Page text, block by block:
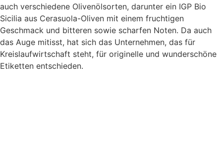
auch verschiedene Olivenölsorten, darunter ein IGP Bio
Sicilia aus Cerasuola-Oliven mit einem fruchtigen
Geschmack und bitteren sowie scharfen Noten. Da auch
das Auge mitisst, hat sich das Unternehmen, das für
Kreislaufwirtschaft steht, für originelle und wunderschöne
Etiketten entschieden.